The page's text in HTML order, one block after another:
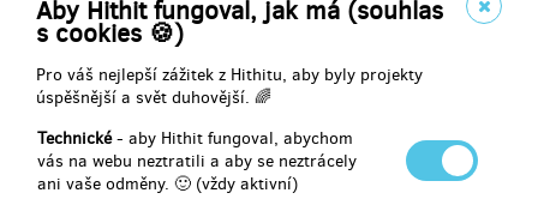
Aby Hithit fungoval, jak má (souhlas
s cookies 🍪)
Pro váš nejlepší zážitek z Hithitu, aby byly projekty
úspěšnější a svět duhovější. 🌈
Technické- aby Hithit fungoval, abychom
vás na webu neztratili a aby se neztrácely
ani vaše odměny. 🙂 (vždy aktivní)